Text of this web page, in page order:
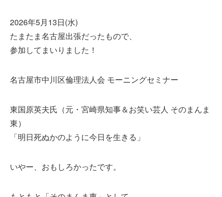
2026年5月13日(水)
たまたま名古屋出張だったもので、
参加してまいりました！
名古屋市中川区倫理法人会 モーニングセミナー
東国原英夫氏（元・宮崎県知事＆お笑い芸人 そのまんま
東）
「明日死ぬかのように今日を生きる」
いやー、おもしろかったです。